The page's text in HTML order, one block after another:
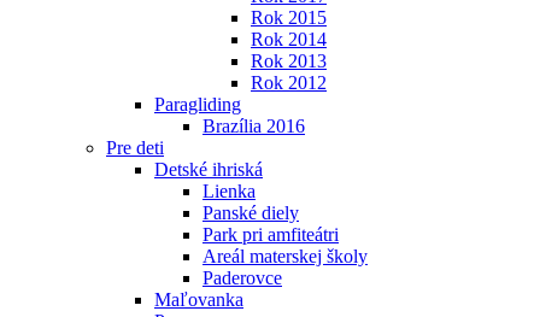
Rok 2015
Rok 2014
Rok 2013
Rok 2012
Paragliding
Brazília 2016
Pre deti
Detské ihriská
Lienka
Panské diely
Park pri amfiteátri
Areál materskej školy
Paderovce
Maľovanka